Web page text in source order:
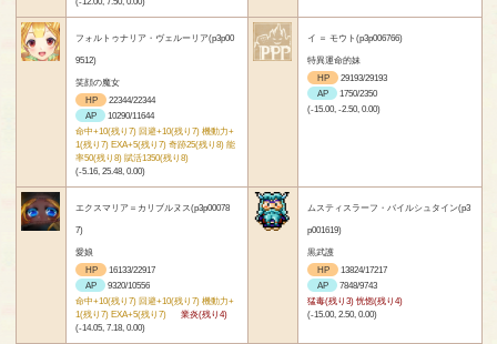
フォルトゥナリア・ヴェルーリア(p3p00
9512)
笑顔の魔女
HP
22344/22344
AP
10290/11644
命中+10(残り7) 回避+10(残り7) 機動力+
1(残り7) EXA+5(残り7) 奇跡25(残り8) 能
率50(残り8) 賦活1350(残り8)
(-5.16, 25.48, 0.00)
イ ＝ モウト(p3p006766)
特異運命的妹
HP
29193/29193
AP
1750/2350
(-15.00, -2.50, 0.00)
エクスマリア＝カリブルヌス(p3p00078
7)
愛娘
HP
16133/22917
AP
9320/10556
命中+10(残り7) 回避+10(残り7) 機動力+
1(残り7) EXA+5(残り7)
業炎(残り4)
(-14.05, 7.18, 0.00)
ムスティスラーフ・バイルシュタイン(p3
p001619)
黒武護
HP
13824/17217
AP
7848/9743
猛毒(残り3) 恍惚(残り4)
(-15.00, 2.50, 0.00)